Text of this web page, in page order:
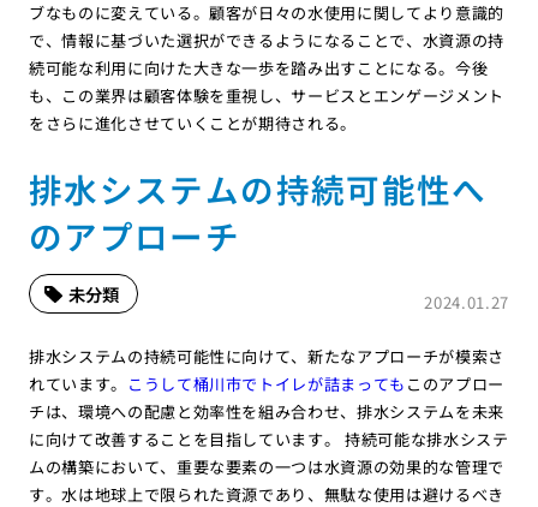
ブなものに変えている。顧客が日々の水使用に関してより意識的
で、情報に基づいた選択ができるようになることで、水資源の持
続可能な利用に向けた大きな一歩を踏み出すことになる。今後
も、この業界は顧客体験を重視し、サービスとエンゲージメント
をさらに進化させていくことが期待される。
排水システムの持続可能性へ
のアプローチ
2024.01.27
未分類
排水システムの持続可能性に向けて、新たなアプローチが模索さ
れています。 こうして桶川市でトイレが詰まっても このアプロー
チは、環境への配慮と効率性を組み合わせ、排水システムを未来
に向けて改善することを目指しています。 持続可能な排水システ
ムの構築において、重要な要素の一つは水資源の効果的な管理で
す。水は地球上で限られた資源であり、無駄な使用は避けるべき